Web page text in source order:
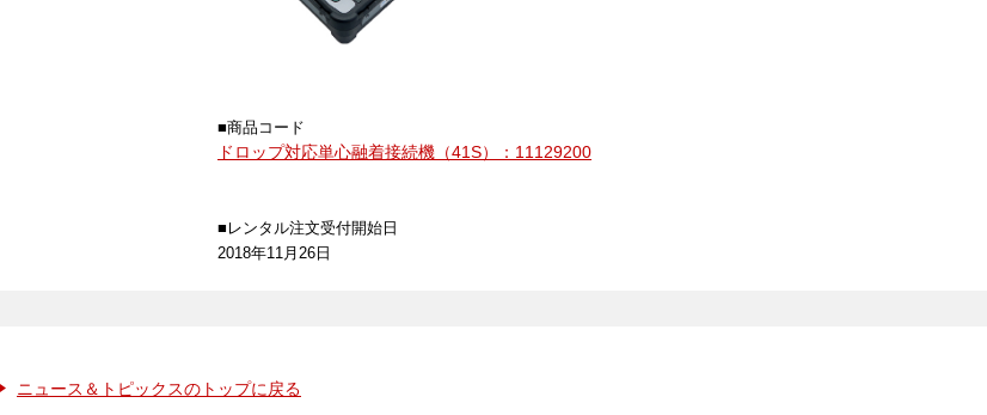
■商品コード
ドロップ対応単心融着接続機（41S）：11129200
■レンタル注文受付開始日
2018年11月26日
ニュース＆トピックスのトップに戻る